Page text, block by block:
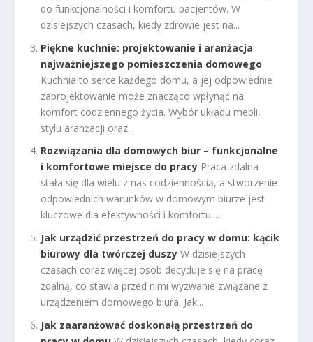
do funkcjonalności i komfortu pacjentów. W
dzisiejszych czasach, kiedy zdrowie jest na...
Piękne kuchnie: projektowanie i aranżacja
najważniejszego pomieszczenia domowego
Kuchnia to serce każdego domu, a jej odpowiednie
zaprojektowanie może znacząco wpłynąć na
komfort codziennego życia. Wybór układu mebli,
stylu aranżacji oraz...
Rozwiązania dla domowych biur – funkcjonalne
i komfortowe miejsce do pracy Praca zdalna
stała się dla wielu z nas codziennością, a stworzenie
odpowiednich warunków w domowym biurze jest
kluczowe dla efektywności i komfortu....
Jak urządzić przestrzeń do pracy w domu: kącik
biurowy dla twórczej duszy W dzisiejszych
czasach coraz więcej osób decyduje się na pracę
zdalną, co stawia przed nimi wyzwanie związane z
urządzeniem domowego biura. Jak...
Jak zaaranżować doskonałą przestrzeń do